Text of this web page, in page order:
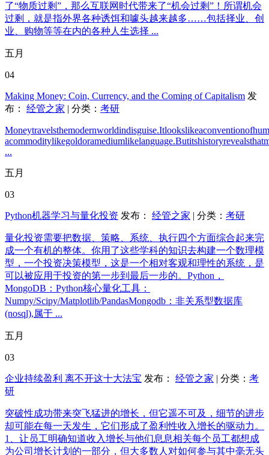
了“物质过剩”，那么互联网时代带来了“机会过剩”！所谓机会
过剩，就是指外界各种诱饵和噱头越来越多……包括择业、创
业、购物等等在内的各种人生选择 ...
五月
04
Making Money: Coin, Currency, and the Coming of Capitalism 发
布： 经管之家 | 分类： 考研
...
五月
03
Python机器学习与量化投资 发布： 经管之家 | 分类： 考研
量化投资需要把数据、策略、系统、执行四个方面综合起来完
成一个有机的整体。你用了这些学科的知识去构建一个数理模
型，一个投资决策模型，这是一个相对客观和理性的系统，是
可以被应用于投资的第一步到最后一步的。Python，
MongoDB：Python核心量化工具：
Numpy/Scipy/Matplotlib/PandasMongodb：非关系型数据库
(nosql),属于 ...
五月
03
企业持续盈利 离不开这十大法宝 发布： 经管之家 | 分类： 考
研
突破性成功带来突飞猛进的增长，但它遥不可及，细节的进步
却可能在每一天发生，它们形成了盈利性收入增长的驱动力。
1、让员工明确知道收入增长与他们息息相关每个员工都想成
为公司增长计划的一部分，但大多数人对如何参与其中毫无头